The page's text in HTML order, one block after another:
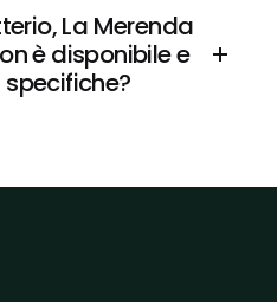
La Merenda
è disponibile e